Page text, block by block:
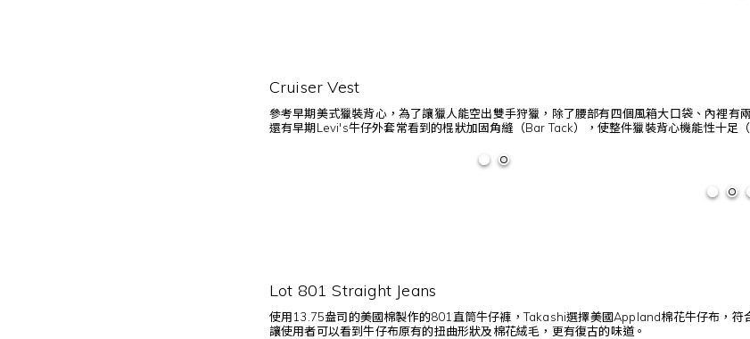
Cruiser Vest
參考早期美式獵裝背心，為了讓獵人能空出雙手狩獵，除了腰部有四個風箱大口袋、內裡
還有早期Levi's牛仔外套常看到的棍狀加固角縫（Bar Tack），使整件獵裝背心機能性十足
Lot 801 Straight Jeans
使用13.75盎司的美國棉製作的801直筒牛仔褲，Takashi選擇美國Appland棉花牛仔布，
讓使用者可以看到牛仔布原有的扭曲形狀及棉花絨毛，更有復古的味道。